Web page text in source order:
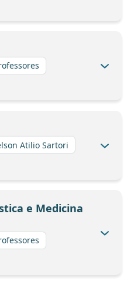
Atilio Sartori
e Medicina